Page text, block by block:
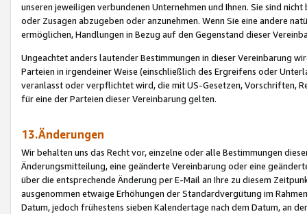
unseren jeweiligen verbundenen Unternehmen und Ihnen. Sie sind
oder Zusagen abzugeben oder anzunehmen. Wenn Sie eine andere
ermöglichen, Handlungen in Bezug auf den Gegenstand dieser
Ungeachtet anders lautender Bestimmungen in dieser Vereinbarung
Parteien in irgendeiner Weise (einschließlich des Ergreifens oder
veranlasst oder verpflichtet wird, die mit US-Gesetzen, Vorschriften,
für eine der Parteien dieser Vereinbarung gelten.
13.Änderungen
Wir behalten uns das Recht vor, einzelne oder alle Bestimmungen
Änderungsmitteilung, eine geänderte Vereinbarung oder eine
über die entsprechende Änderung per E-Mail an Ihre zu diesem
ausgenommen etwaige Erhöhungen der Standardvergütung im
Datum, jedoch frühestens sieben Kalendertage nach dem Datum, an